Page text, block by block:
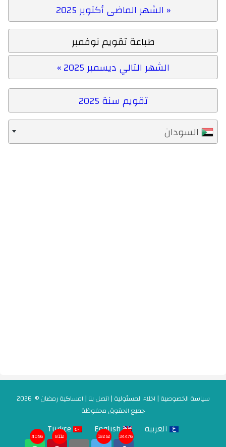
« الشهر الماضى أكتوبر 2025
طباعة تقويم نوفمبر
الشهر التالي ديسمبر 2025 »
تقويم سنة 2025
السودان
سياسة الخصوصية | اخلاء المسئولية | اتصل بنا | امساكية رمضان
© 2026
جميع الحقوق محفوظة
العربية English
34476
18252
8112
4056